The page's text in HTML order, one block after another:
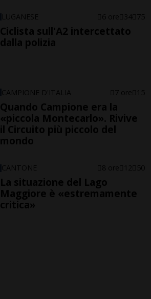
LUGANESE 6 ore 34 75
Ciclista sull'A2 intercettato
dalla polizia
CAMPIONE D'ITALIA 7 ore 15
Quando Campione era la
«piccola Montecarlo». Rivive
il Circuito più piccolo del
mondo
CANTONE 8 ore 12 50
La situazione del Lago
Maggiore è «estremamente
critica»